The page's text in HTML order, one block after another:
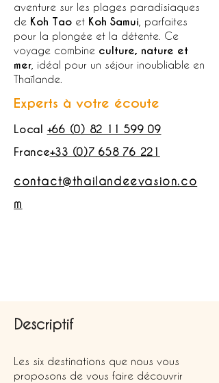
aventure sur les plages paradisiaques
de Koh Tao et Koh Samui , parfaites
pour la plongée et la détente. Ce
voyage combine culture, nature et
mer , idéal pour un séjour inoubliable en
Thaïlande.
Experts à votre écoute
Local +66 (0) 82 11 599 09
France+33 (0)7 658 76 221
contact@thailandeevasion.co
m
Descriptif
Les six destinations que nous vous
proposons de vous faire découvrir